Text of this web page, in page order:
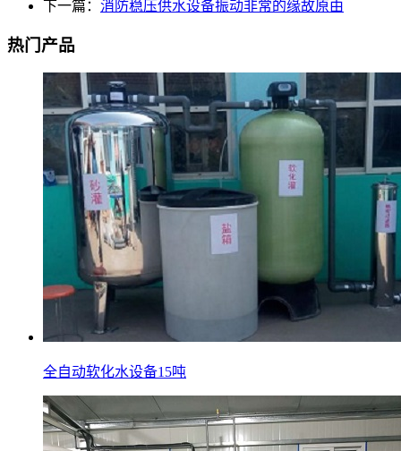
下一篇： 消防稳压供水设备振动非常的缘故原由
热门产品
全自动软化水设备15吨